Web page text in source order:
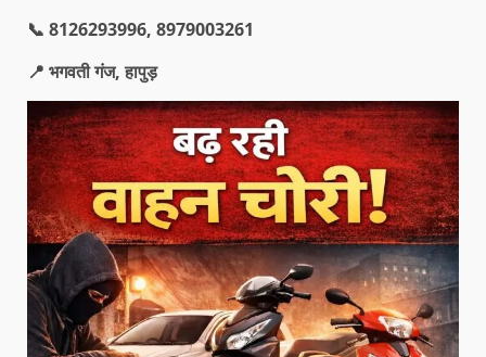
📞 8126293996, 8979003261
📍 भगवती गंज,हापुड़